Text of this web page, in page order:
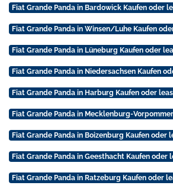
Fiat Grande Panda in Bardowick Kaufen oder
Fiat Grande Panda in Winsen/Luhe Kaufen
Fiat Grande Panda in Lüneburg Kaufen oder
Fiat Grande Panda in Niedersachsen Kaufen
Fiat Grande Panda in Harburg Kaufen oder
Fiat Grande Panda in Mecklenburg-
Fiat Grande Panda in Boizenburg Kaufen oder
Fiat Grande Panda in Geesthacht Kaufen oder
Fiat Grande Panda in Ratzeburg Kaufen oder